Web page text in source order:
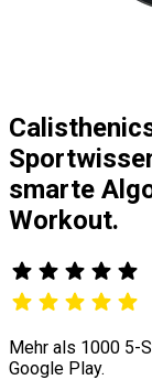
smarte
Workout.
Mehr als 1000 5-
Google Play.